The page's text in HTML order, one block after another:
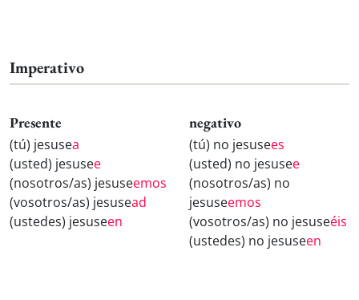
Imperativo
Presente
(tú) jesusea
(usted) jesusee
(nosotros/as) jesuseemos
(vosotros/as) jesusead
(ustedes) jesuseen
negativo
(tú) no jesusees
(usted) no jesusee
(nosotros/as) no
jesuseemos
(vosotros/as) no jesuseéis
(ustedes) no jesuseen